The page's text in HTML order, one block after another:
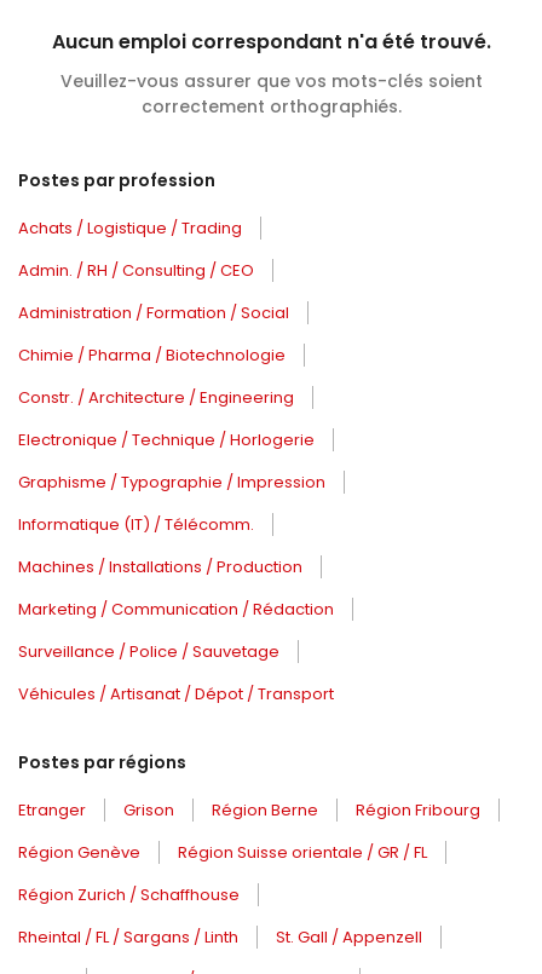
Aucun emploi correspondant n'a été trouvé.
Veuillez-vous assurer que vos mots-clés soient
correctement orthographiés.
Postes par profession
Achats / Logistique / Trading
Admin. / RH / Consulting / CEO
Administration / Formation / Social
Chimie / Pharma / Biotechnologie
Constr. / Architecture / Engineering
Electronique / Technique / Horlogerie
Graphisme / Typographie / Impression
Informatique (IT) / Télécomm.
Machines / Installations / Production
Marketing / Communication / Rédaction
Surveillance / Police / Sauvetage
Véhicules / Artisanat / Dépot / Transport
Postes par régions
Etranger Grison Région Berne
Région Fribourg
Région Genève
Région Suisse orientale / GR / FL
Région Zurich / Schaffhouse
Rheintal / FL / Sargans / Linth
St. Gall / Appenzell